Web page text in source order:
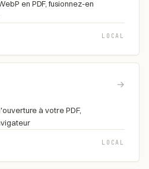
en PDF, fusionnez-en
LOCAL
→
à votre PDF,
LOCAL